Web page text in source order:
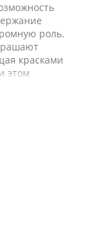
роль.
красками
этом